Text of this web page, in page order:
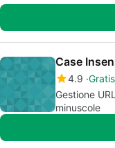
Case
4.9 Gratis
Gestione
minuscole